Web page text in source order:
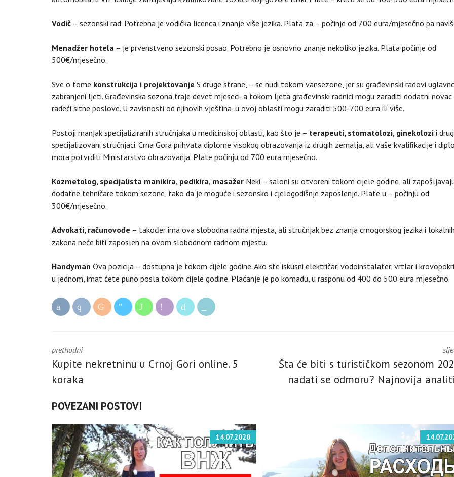
Vodič – sezonski rad. Potrebna je vodička licenca i znanje više jezika. Plata za – počinje od 700 eura/mjesečno pa
Menadžer hotela – je prvenstveno sezonski posao. Potrebno je osnovno znanje nekoliko jezika. Plata počinje od
500€/mjesečno.
Sve o tome konstrukcija i projektovanje S druge strane, – se nudi tokom vansezone, jer su građevinski radovi
zabranjeni ljeti. Građevinska sezona traje devet mjeseci, a tokom ljeta građevinski radnici mogu zaraditi dodatni novac
radeći sitne poslove. U zavisnosti od njihovih vještina, u ovoj oblasti mogu zaraditi 500-700 eura ili više.
Postoji manjak specijaliziranih stručnjaka u medicinskoj oblasti, kao što je – terapeuti, stomatolozi, ginekolozi i
specijalizovani stručnjaci. Crna Gora prihvata diplome visokog obrazovanja iz drugih zemalja, ali vaše kvalifikacije i
mora potvrditi Ministarstvo obrazovanja. Plate počinju od 700 eura mjesečno.
Kozmetolog, specijalista manikira, pedikira, masažer Neki – saloni su otvoreni tokom cijele godine, ali
dodatne tehničare tokom sezone, tako da je moguće i sezonsko i cjelogodišnje zaposlenje. Plate u – počinju od
300€/mjesečno.
Advokati, računovođe – također ima ova slobodna radna mjesta, ali stručnjak bez znanja crnogorskog jezika i lokalnih
zakona neće biti zaposlen na ovom slobodnom radnom mjestu.
Handyman Ova pozicija – dostupna je tokom cijele godine. Ako ste iskusni električar, vodoinstalater, vrtlar i
u jednom, imat ćete puno posla tokom cijele godine. Plaćanje je po komadu, u rasponu od 400 do 500 eura mjesečno.
prethodni
Kupite nekretninu u Crnoj Gori online. 5
koraka
Šta će biti s turističkom sezonom
nadati se odmoru? Najnovija
POVEZANI POSTOVI
14.07.2020